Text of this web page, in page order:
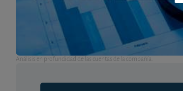
Análisis en profundidad de las cuentas de la compañía.